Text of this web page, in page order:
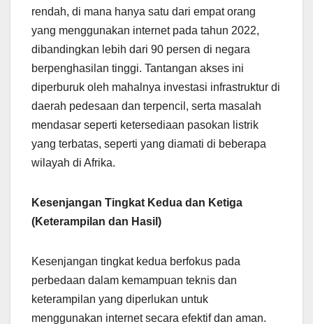
rendah, di mana hanya satu dari empat orang
yang menggunakan internet pada tahun 2022,
dibandingkan lebih dari 90 persen di negara
berpenghasilan tinggi. Tantangan akses ini
diperburuk oleh mahalnya investasi infrastruktur di
daerah pedesaan dan terpencil, serta masalah
mendasar seperti ketersediaan pasokan listrik
yang terbatas, seperti yang diamati di beberapa
wilayah di Afrika.
Kesenjangan Tingkat Kedua dan Ketiga
(Keterampilan dan Hasil)
Kesenjangan tingkat kedua berfokus pada
perbedaan dalam kemampuan teknis dan
keterampilan yang diperlukan untuk
menggunakan internet secara efektif dan aman.